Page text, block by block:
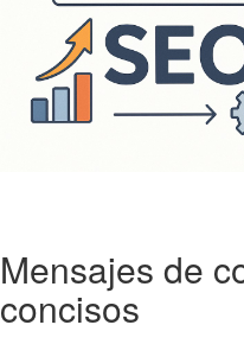
Mensajes de
concisos